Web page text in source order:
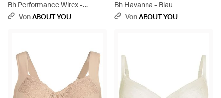
Bh Performance Wirex -
Schwarz
VonABOUT YOU
Bh Havanna - Blau
VonABOUT YOU